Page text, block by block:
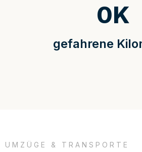
gefahrene
0K
UMZÜGE & TRANSPORTE